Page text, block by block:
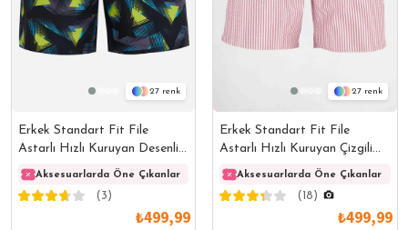
27
Erkek Standart Fit File
Astarlı Hızlı Kuruyan Desenli
Mayo Deniz Şortu
Aksesuarlarda Öne Çıkanlar Aksesuarlarda Öne Çıkanlar
(3)
₺499,99
27
Erkek Standart Fit File
Astarlı Hızlı Kuruyan Çizgili
Mayo Deniz Şortu
Aksesuarlarda Öne Çıkanlar
(18)
₺499,99